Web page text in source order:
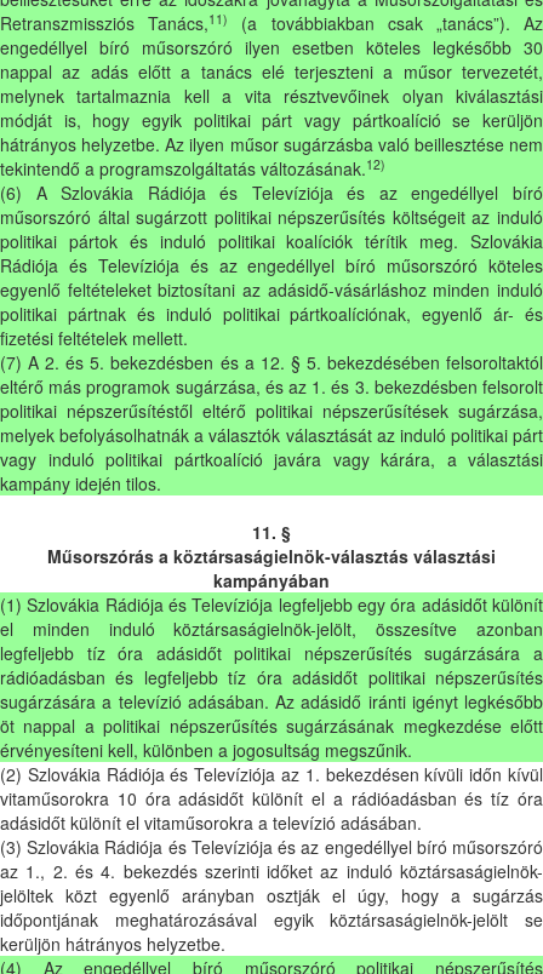
Retranszmissziós Tanács,11)
(a továbbiakban csak „tanács”). Az
engedéllyel bíró műsorszóró ilyen esetben köteles legkésőbb 30
nappal az adás előtt a tanács elé terjeszteni a műsor tervezetét,
melynek tartalmaznia kell a vita résztvevőinek olyan kiválasztási
módját is, hogy egyik politikai párt vagy pártkoalíció se kerüljön
hátrányos helyzetbe. Az ilyen műsor sugárzásba való beillesztése nem
tekintendő a programszolgáltatás változásának.12)
(6) A Szlovákia Rádiója és Televíziója és az engedéllyel bíró
műsorszóró által sugárzott politikai népszerűsítés költségeit az induló
politikai pártok és induló politikai koalíciók térítik meg. Szlovákia
Rádiója és Televíziója és az engedéllyel bíró műsorszóró köteles
egyenlő feltételeket biztosítani az adásidő-vásárláshoz minden induló
politikai pártnak és induló politikai pártkoalíciónak, egyenlő ár- és
fizetési feltételek mellett.
(7) A 2. és 5. bekezdésben és a 12. § 5. bekezdésében felsoroltaktól
eltérő más programok sugárzása, és az 1. és 3. bekezdésben felsorolt
politikai népszerűsítéstől eltérő politikai népszerűsítések sugárzása,
melyek befolyásolhatnák a választók választását az induló politikai párt
vagy induló politikai pártkoalíció javára vagy kárára, a választási
kampány idején tilos.
11. §
Műsorszórás a köztársaságielnök-választás választási
kampányában
(1) Szlovákia Rádiója és Televíziója legfeljebb egy óra adásidőt különít
el minden induló köztársaságielnök-jelölt, összesítve azonban
legfeljebb tíz óra adásidőt politikai népszerűsítés sugárzására a
rádióadásban és legfeljebb tíz óra adásidőt politikai népszerűsítés
sugárzására a televízió adásában. Az adásidő iránti igényt legkésőbb
öt nappal a politikai népszerűsítés sugárzásának megkezdése előtt
érvényesíteni kell, különben a jogosultság megszűnik.
(2) Szlovákia Rádiója és Televíziója az 1. bekezdésen kívüli időn kívül
vitaműsorokra 10 óra adásidőt különít el a rádióadásban és tíz óra
adásidőt különít el vitaműsorokra a televízió adásában.
(3) Szlovákia Rádiója és Televíziója és az engedéllyel bíró műsorszóró
az 1., 2. és 4. bekezdés szerinti időket az induló köztársaságielnök-
jelöltek közt egyenlő arányban osztják el úgy, hogy a sugárzás
időpontjának meghatározásával egyik köztársaságielnök-jelölt se
kerüljön hátrányos helyzetbe.
(4) Az engedéllyel bíró műsorszóró politikai népszerűsítés